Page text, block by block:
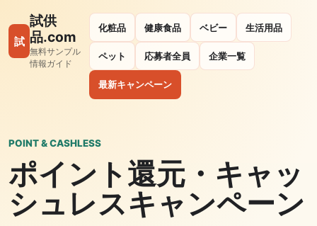
試
試供
品.com
無料サンプル
情報ガイド
化粧品 健康食品 ベビー 生活用品
ペット 応募者全員 企業一覧
最新キャンペーン
POINT & CASHLESS
ポイント還元・キャッ
シュレスキャンペーン